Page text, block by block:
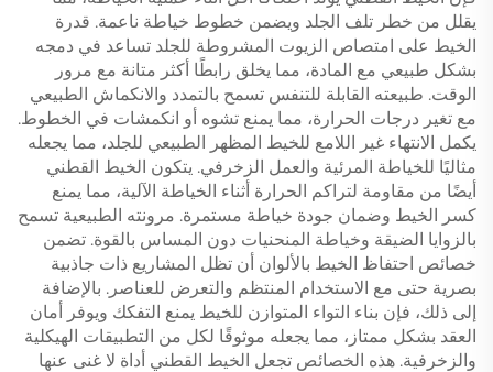
يقلل من خطر تلف الجلد ويضمن خطوط خياطة ناعمة. قدرة
الخيط على امتصاص الزيوت المشروطة للجلد تساعد في دمجه
بشكل طبيعي مع المادة، مما يخلق رابطًا أكثر متانة مع مرور
الوقت. طبيعته القابلة للتنفس تسمح بالتمدد والانكماش الطبيعي
مع تغير درجات الحرارة، مما يمنع تشوه أو انكمشات في الخطوط.
يكمل الانتهاء غير اللامع للخيط المظهر الطبيعي للجلد، مما يجعله
مثاليًا للخياطة المرئية والعمل الزخرفي. يتكون الخيط القطني
أيضًا من مقاومة لتراكم الحرارة أثناء الخياطة الآلية، مما يمنع
كسر الخيط وضمان جودة خياطة مستمرة. مرونته الطبيعية تسمح
بالزوايا الضيقة وخياطة المنحنيات دون المساس بالقوة. تضمن
خصائص احتفاظ الخيط بالألوان أن تظل المشاريع ذات جاذبية
بصرية حتى مع الاستخدام المنتظم والتعرض للعناصر. بالإضافة
إلى ذلك، فإن بناء التواء المتوازن للخيط يمنع التفكك ويوفر أمان
العقد بشكل ممتاز، مما يجعله موثوقًا لكل من التطبيقات الهيكلية
والزخرفية. هذه الخصائص تجعل الخيط القطني أداة لا غنى عنها